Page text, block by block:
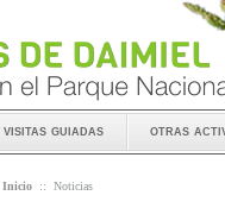
visitas guiadas otras
Inicio :: Noticias